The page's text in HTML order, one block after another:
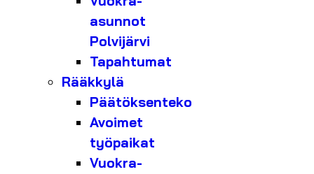
asunnot
Polvijärvi
Tapahtumat
Rääkkylä
Päätöksenteko
Avoimet
työpaikat
Vuokra-